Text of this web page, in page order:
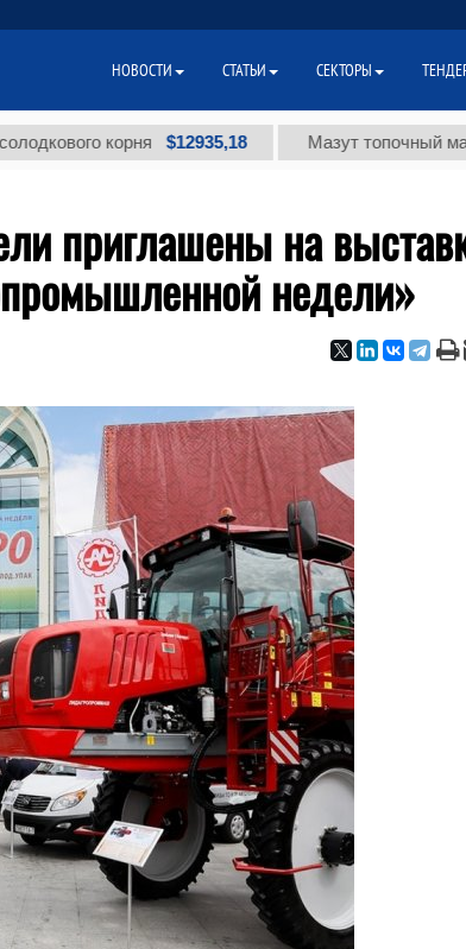
корня $12935,18 Мазут топочный
приглашены на
недели»
НОВОСТИ СТАТЬИ СЕКТОРЫ